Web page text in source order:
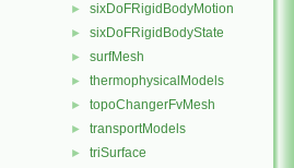
► sixDoFRigidBodyMotion
► sixDoFRigidBodyState
► surfMesh
► thermophysicalModels
► topoChangerFvMesh
► transportModels
► triSurface